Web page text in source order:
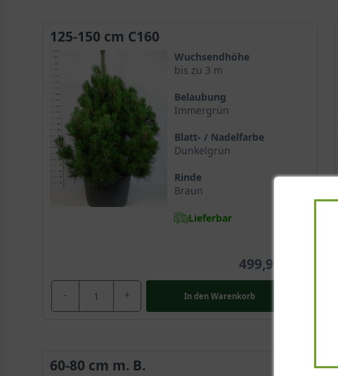
125-150 cm C160
Wuchsendhöhe
bis zu 3 m
Belaubung
Immergrün
Blatt- / Nadelfarbe
Dunkelgrün
Rinde
Braun
Lieferbar
499,90 €
- + In den Warenkorb
60-80 cm m. B.